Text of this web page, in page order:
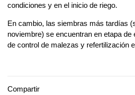
condiciones y en el inicio de riego.
En cambio, las siembras más tardías
noviembre) se encuentran en etapa de
de control de malezas y refertilización
Compartir